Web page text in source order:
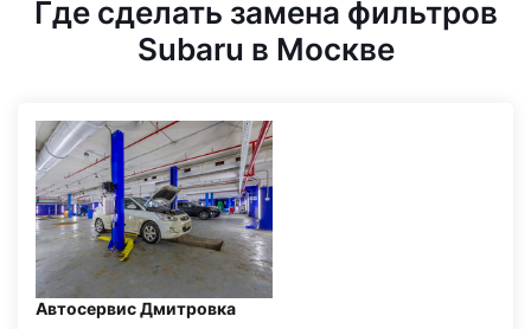
Где сделать замена фильтров
Subaru в Москве
Автосервис Дмитровка